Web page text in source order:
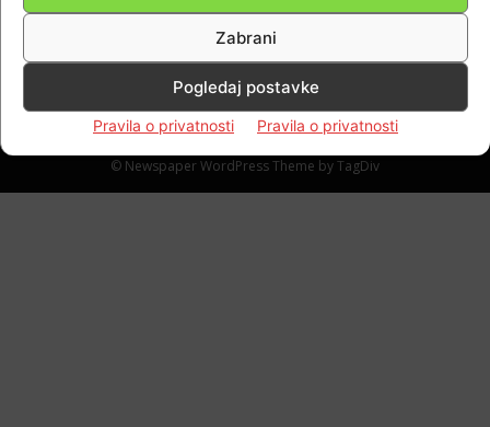
Zabrani
Pogledaj postavke
Pravila o privatnosti Pravila o privatnosti
Braniteljski portal - 23.11.2018 0
Impressum Kontaktirajte nas Pravila o privatnosti
© Newspaper WordPress Theme by TagDiv